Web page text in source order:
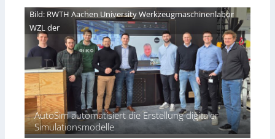
P
e
s
i
d
n
t
D
A
l
i
d
e
s
S
h
w
e
i
N
u
d
S
o
v
r
e
i
g
Bild: RWTH Aachen University Werkzeugmaschinenlabor
WZL der
AutoSim automatisiert die Erstellung digitaler
Simulationsmodelle